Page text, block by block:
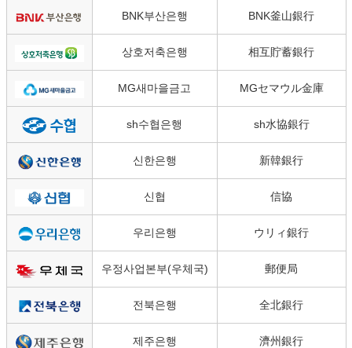
BNK부산은행 BNK釜山銀行
상호저축은행 相互貯蓄銀行
MG새마을금고 MGセマウル金庫
sh수협은행 sh水協銀行
신한은행 新韓銀行
신협 信協
우리은행 ウリィ銀行
우정사업본부(우체국) 郵便局
전북은행 全北銀行
제주은행 濟州銀行